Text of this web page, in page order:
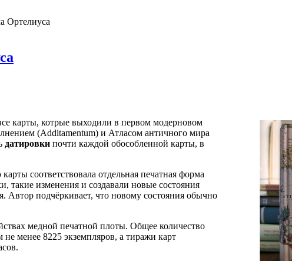
Ортелиуса
карты, котрые выходили в первом модерновом
(Additamentum) и Атласом античного мира
датировки почти каждой обособленной карты, в
соответствовала отдельная печатная форма
изменения и создавали новые состояния
Автор подчёркивает, что новому состояния обычно
медной печатной плоты. Общее количество
не менее 8225 экземпляров, а тиражи карт